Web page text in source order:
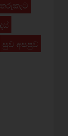
තරුකැට
සුව අසපුව